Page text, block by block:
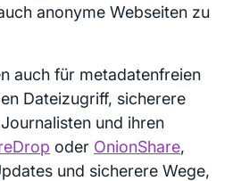
anonyme Webseiten zu
auch für metadatenfreien
Dateizugriff, sicherere
und ihren
oder OnionShare,
und sicherere Wege,